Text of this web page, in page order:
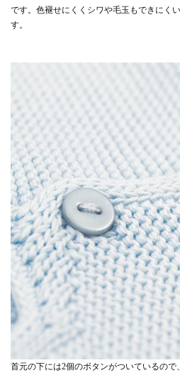
です。色褪せにくくシワや毛玉もできにく
す。
首元の下には2個のボタンがついているの